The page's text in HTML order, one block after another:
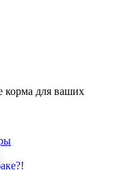
корма для ваших